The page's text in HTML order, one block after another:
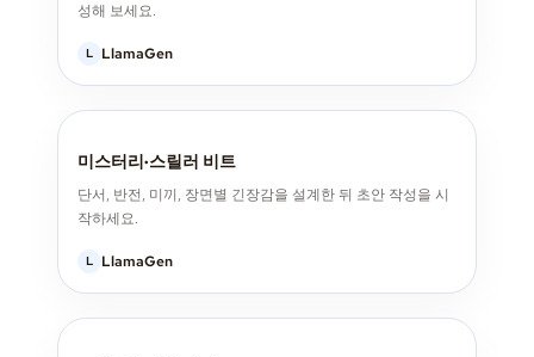
성해 보세요.
L LlamaGen
미스터리·스릴러 비트
단서, 반전, 미끼, 장면별 긴장감을 설계한 뒤 초안 작성을 시
작하세요.
L LlamaGen